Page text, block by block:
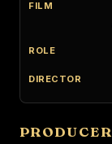
PRODUCER